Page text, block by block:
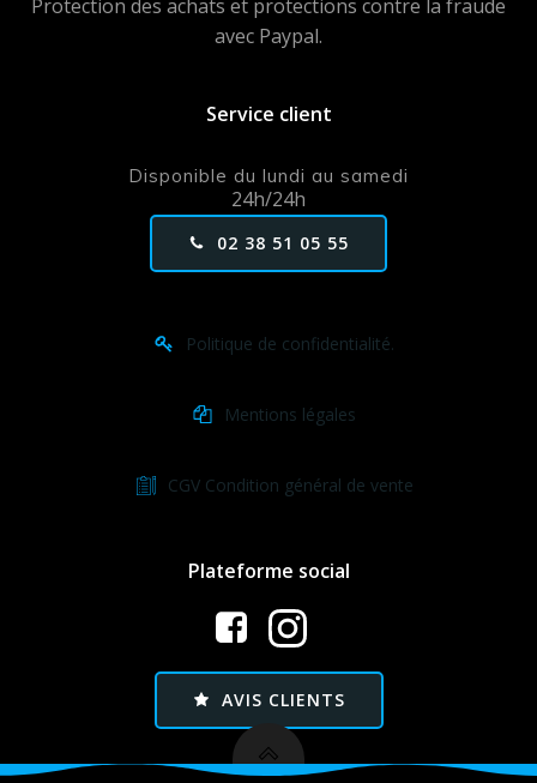
Protection des achats et protections contre la fraude
avec Paypal.
Service client
Disponible du lundi au samedi
24h/24h
02 38 51 05 55
Politique de confidentialité.
Mentions légales
CGV Condition général de vente
Plateforme social
AVIS CLIENTS